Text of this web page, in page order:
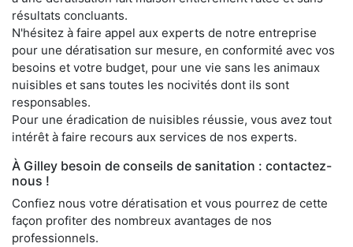
résultats concluants.
N'hésitez à faire appel aux experts de notre entreprise
pour une dératisation sur mesure, en conformité avec vos
besoins et votre budget, pour une vie sans les animaux
nuisibles et sans toutes les nocivités dont ils sont
responsables.
Pour une éradication de nuisibles réussie, vous avez tout
intérêt à faire recours aux services de nos experts.
À Gilley besoin de conseils de sanitation : contactez-
nous !
Confiez nous votre dératisation et vous pourrez de cette
façon profiter des nombreux avantages de nos
professionnels.